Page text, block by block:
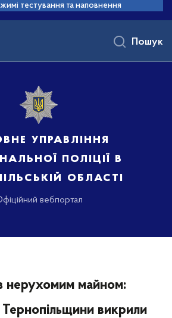
тестування та наповнення
управління
поліції в
області
вебпортал
Пошук
нерухомим майном:
Тернопільщини викрили